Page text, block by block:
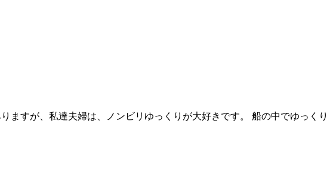
ますが、私達夫婦は、ノンビリゆっくりが大好きです。 船の中でゆっくり